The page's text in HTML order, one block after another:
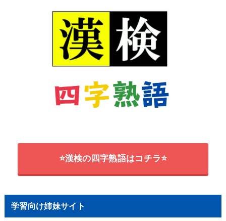
⭐漢検の四字熟語はコチラ⭐
学習向け姉妹サイト